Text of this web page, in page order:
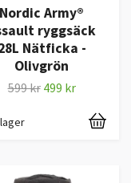
Nordic Army®
ryggsäck
Nätficka -
Olivgrön
599 kr 499 kr